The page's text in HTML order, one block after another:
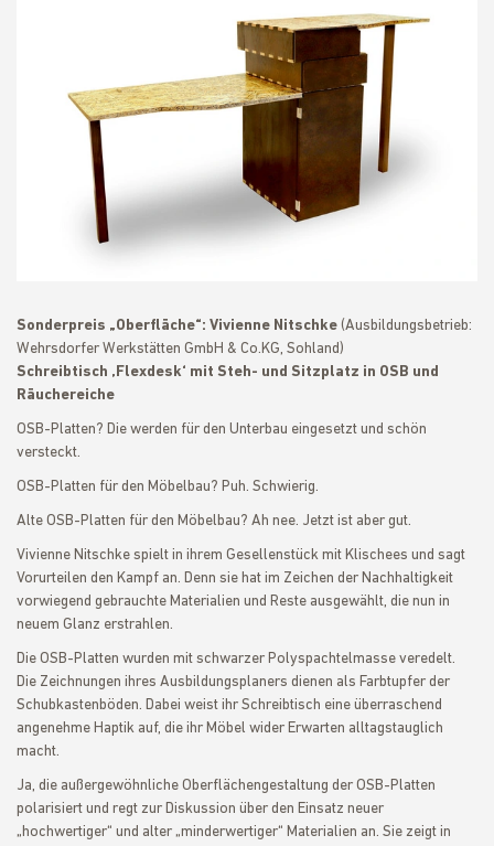
Sonderpreis „Oberfläche“: Vivienne Nitschke (Ausbildungsbetrieb:
Wehrsdorfer Werkstätten GmbH & Co.KG, Sohland)
Schreibtisch ‚Flexdesk‘ mit Steh- und Sitzplatz in OSB und
Räuchereiche
OSB-Platten? Die werden für den Unterbau eingesetzt und schön
versteckt.
OSB-Platten für den Möbelbau? Puh. Schwierig.
Alte OSB-Platten für den Möbelbau? Ah nee. Jetzt ist aber gut.
Vivienne Nitschke spielt in ihrem Gesellenstück mit Klischees und sagt
Vorurteilen den Kampf an. Denn sie hat im Zeichen der Nachhaltigkeit
vorwiegend gebrauchte Materialien und Reste ausgewählt, die nun in
neuem Glanz erstrahlen.
Die OSB-Platten wurden mit schwarzer Polyspachtelmasse veredelt.
Die Zeichnungen ihres Ausbildungsplaners dienen als Farbtupfer der
Schubkastenböden. Dabei weist ihr Schreibtisch eine überraschend
angenehme Haptik auf, die ihr Möbel wider Erwarten alltagstauglich
macht.
Ja, die außergewöhnliche Oberflächengestaltung der OSB-Platten
polarisiert und regt zur Diskussion über den Einsatz neuer
„hochwertiger“ und alter „minderwertiger“ Materialien an. Sie zeigt in